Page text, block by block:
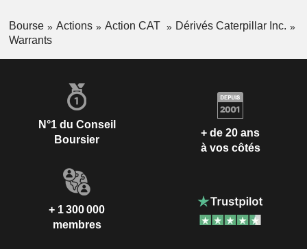
Bourse Actions Action CAT
Dérivés Caterpillar Inc.
Warrants
N°1 du Conseil
Boursier
+ de 20 ans
à vos côtés
+ 1 300 000
membres